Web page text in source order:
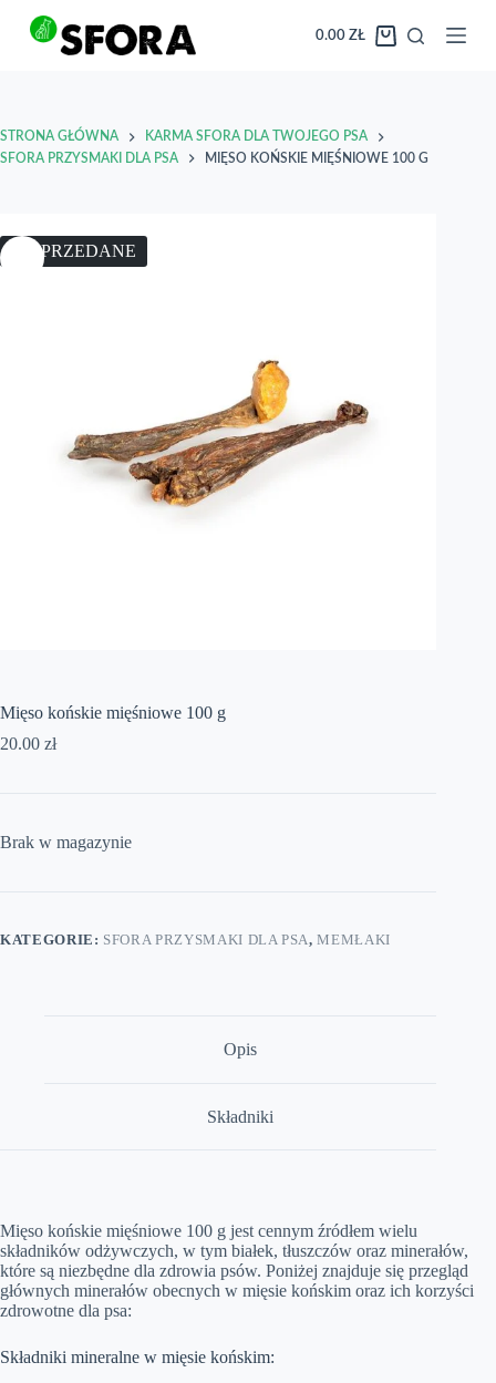
Koszyk
0.00 ZŁ
STRONA GŁÓWNA
KARMA SFORA DLA TWOJEGO PSA
SFORA PRZYSMAKI DLA PSA
MIĘSO KOŃSKIE MIĘŚNIOWE 100 G
WYPRZEDANE
Mięso końskie mięśniowe 100 g
20.00 zł
Brak w magazynie
KATEGORIE: SFORA PRZYSMAKI DLA PSA,MEMŁAKI
Opis
Składniki
Mięso końskie mięśniowe 100 g jest cennym źródłem wielu
składników odżywczych, w tym białek, tłuszczów oraz minerałów,
które są niezbędne dla zdrowia psów. Poniżej znajduje się przegląd
głównych minerałów obecnych w mięsie końskim oraz ich korzyści
zdrowotne dla psa:
Składniki mineralne w mięsie końskim: